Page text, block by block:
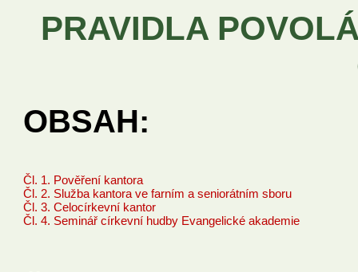
PRAVIDLA
OBSAH:
Čl. 1. Pověření kantora
Čl. 2. Služba kantora ve farním a seniorátním sboru
Čl. 3. Celocírkevní kantor
Čl. 4. Seminář církevní hudby Evangelické akademie